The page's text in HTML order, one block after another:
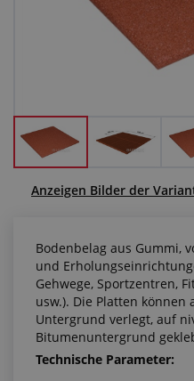
Anfragezentrum
Alles über den Einkauf
Anzeigen Bilder der
Bodenbelag aus Gummi,
und
Gehwege, Sportzentren,
usw.). Die Platten
Untergrund verlegt, auf
Bitumenuntergrund
Technische Parameter: